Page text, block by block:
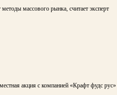
массового рынка, считает эксперт
акция с компанией «Крафт фудс рус»